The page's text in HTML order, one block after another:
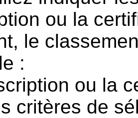
ou la
le
:
ou la
critères de